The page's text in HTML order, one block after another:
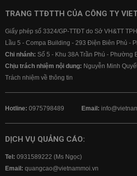
Lãi suất ngân hàng BIDV
Lãi suất ngân hàng
TRANG TTĐTTH CỦA CÔNG TY
Giấy phép số 3324/GP-TTĐT do Sở VH&TT
Lầu 5 - Compa Building - 293 Điện Biên Phủ -
Chi nhánh: Số 5 - Khu 38A Trần Phú - Phường
Chịu trách nhiệm nội dung: Nguyễn Minh
Trách nhiệm về thông tin
Hotline: 0975798489 Email:
DỊCH VỤ QUẢNG CÁO:
Tel: 0931589222 (Ms Ngọc)
Email: quangcao@vietnammoi.vn